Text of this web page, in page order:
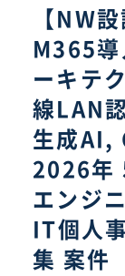
【NW
M365
ーキテ
線LAN
生成AI,
2026年
エンジ
IT個人
集 案件